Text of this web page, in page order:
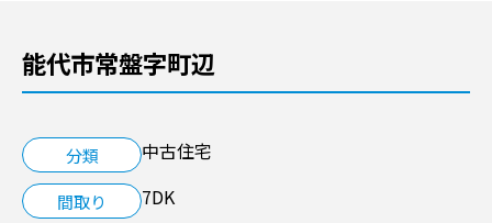
賃貸
空き家管理サービス
能代市常盤字町辺
分類 中古住宅
間取り 7DK